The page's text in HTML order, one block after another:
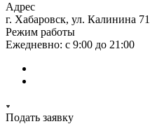
Адрес
г. Хабаровск, ул. Калинина 71
Режим работы
Ежедневно: с 9:00 до 21:00
Подать заявку